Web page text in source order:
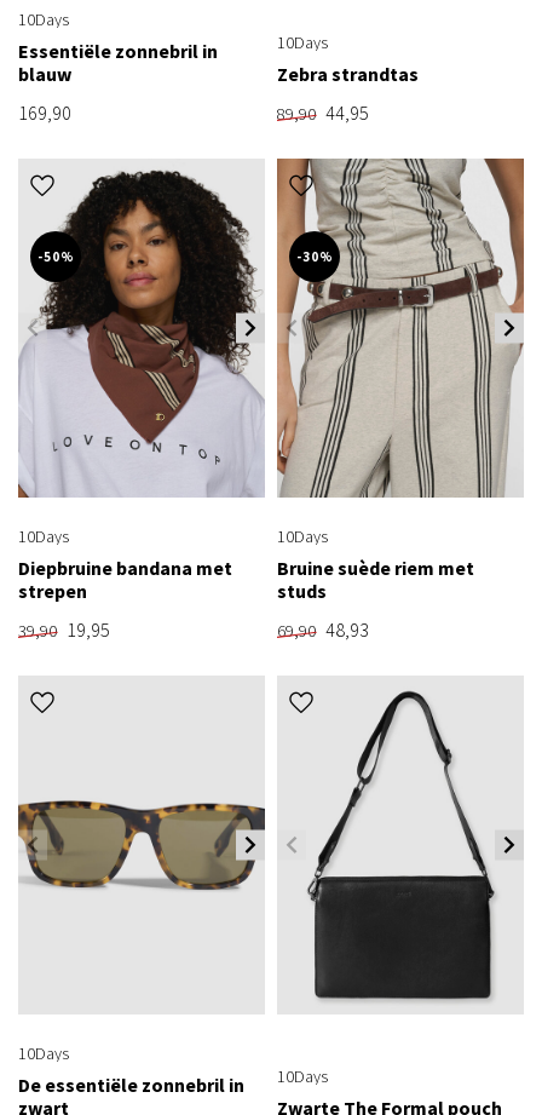
10Days
Essentiële zonnebril in
blauw
169,90
10Days
Zebra strandtas
89,90 44,95
-50%
10Days
Diepbruine bandana met
strepen
39,90 19,95
-30%
10Days
Bruine suède riem met
studs
69,90 48,93
10Days
De essentiële zonnebril in
zwart
10Days
Zwarte The Formal pouch